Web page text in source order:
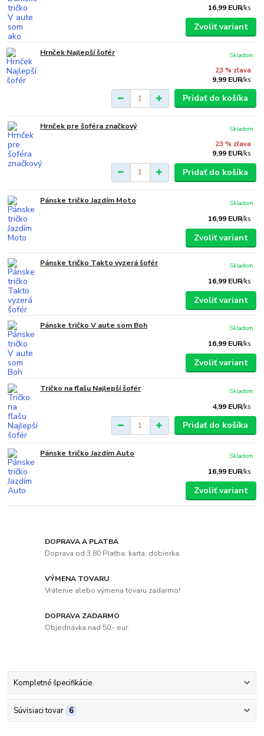
16,99 EUR/ks
Zvoliť variant
Hrnček Najlepší šofér
23 % zľava
9,99 EUR/ks
Skladom
Pridať do košíka
Hrnček pre šoféra značkový
23 % zľava
9,99 EUR/ks
Skladom
Pridať do košíka
Pánske tričko Jazdím Moto
16,99 EUR/ks
Skladom
Zvoliť variant
Pánske tričko Takto vyzerá šofér
16,99 EUR/ks
Skladom
Zvoliť variant
Pánske tričko V aute som Boh
16,99 EUR/ks
Skladom
Zvoliť variant
Tričko na fľašu Najlepší šofér
4,99 EUR/ks
Skladom
Pridať do košíka
Pánske tričko Jazdím Auto
16,99 EUR/ks
Skladom
Zvoliť variant
DOPRAVA A PLATBA
Doprava od 3.80 Platba: karta, dobierka.
VÝMENA TOVARU
Vrátenie alebo výmena tovaru zadarmo!
DOPRAVA ZADARMO
Objednávka nad 50,- eur.
Kompletné špecifikácie
Súvisiaci tovar 6